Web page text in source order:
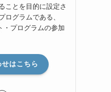
ことを目的に設定さ
ログラムである、
・プログラムの参加
はこちら